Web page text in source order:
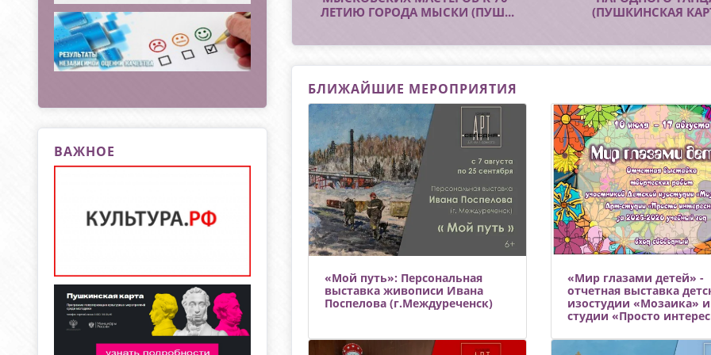
ВАЖНОЕ
юбилею города Мыски —
ЛЕТИЮ ГОРОДА МЫСКИ (ПУШ...
народа. Ольга Зотова,
(ПУШКИНСКАЯ
БЛИЖАЙШИЕ МЕРОПРИЯТИЯ
«Мой путь»: Персональная
выставка живописи Ивана
Поспелова (г.Междуреченск)
«Мир глазами детей» -
отчетная выставка
изостудии «Мозаика» и
студии «Просто